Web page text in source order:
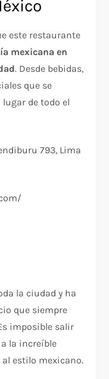
este restaurante
mexicana en
. Desde bebidas,
que se
de todo el
793, Lima
la ciudad y ha
que siempre
imposible salir
la increíble
al estilo mexicano.